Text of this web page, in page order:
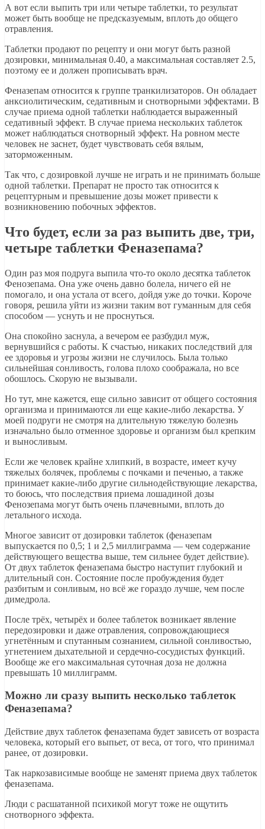
А вот если выпить три или четыре таблетки, то результат
может быть вообще не предсказуемым, вплоть до общего
отравления.
Таблетки продают по рецепту и они могут быть разной
дозировки, минимальная 0.40, а максимальная составляет 2.5,
поэтому ее и должен прописывать врач.
Феназепам относится к группе транкилизаторов. Он обладает
анксиолитическим, седативным и снотворными эффектами. В
случае приема одной таблетки наблюдается выраженный
седативный эффект. В случае приема нескольких таблеток
может наблюдаться снотворный эффект. На ровном месте
человек не заснет, будет чувствовать себя вялым,
заторможенным.
Так что, с дозировкой лучше не играть и не принимать больше
одной таблетки. Препарат не просто так относится к
рецептурным и превышение дозы может привести к
возникновению побочных эффектов.
Что будет, если за раз выпить две, три,
четыре таблетки Феназепама?
Один раз моя подруга выпила что-то около десятка таблеток
Фенозепама. Она уже очень давно болела, ничего ей не
помогало, и она устала от всего, дойдя уже до точки. Короче
говоря, решила уйти из жизни таким вот гуманным для себя
способом — уснуть и не проснуться.
Она спокойно заснула, а вечером ее разбудил муж,
вернувшийся с работы. К счастью, никаких последствий для
ее здоровья и угрозы жизни не случилось. Была только
сильнейшая сонливость, голова плохо соображала, но все
обошлось. Скорую не вызывали.
Но тут, мне кажется, еще сильно зависит от общего состояния
организма и принимаются ли еще какие-либо лекарства. У
моей подруги не смотря на длительную тяжелую болезнь
изначально было отменное здоровье и организм был крепким
и выносливым.
Если же человек крайне хлипкий, в возрасте, имеет кучу
тяжелых болячек, проблемы с почками и печенью, а также
принимает какие-либо другие сильнодействующие лекарства,
то боюсь, что последствия приема лошадиной дозы
Фенозепама могут быть очень плачевными, вплоть до
летального исхода.
Многое зависит от дозировки таблеток (феназепам
выпускается по 0,5; 1 и 2,5 миллиграмма — чем содержание
действующего вещества выше, тем сильнее будет действие).
От двух таблеток феназепама быстро наступит глубокий и
длительный сон. Состояние после пробуждения будет
разбитым и сонливым, но всё же гораздо лучше, чем после
димедрола.
После трёх, четырёх и более таблеток возникает явление
передозировки и даже отравления, сопровождающиеся
угнетённым и спутанным сознанием, сильной сонливостью,
угнетением дыхательной и сердечно-сосудистых функций.
Вообще же его максимальная суточная доза не должна
превышать 10 миллиграмм.
Можно ли сразу выпить несколько таблеток
Феназепама?
Действие двух таблеток феназепама будет зависеть от возраста
человека, который его выпьет, от веса, от того, что принимал
ранее, от дозировки.
Так наркозависимые вообще не заменят приема двух таблеток
феназепама.
Люди с расшатанной психикой могут тоже не ощутить
снотворного эффекта.